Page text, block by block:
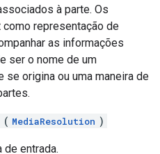
à parte. Os
representação de
as informações
ser o nome de um
origina ou uma maneira de
( MediaResolution )
de entrada.